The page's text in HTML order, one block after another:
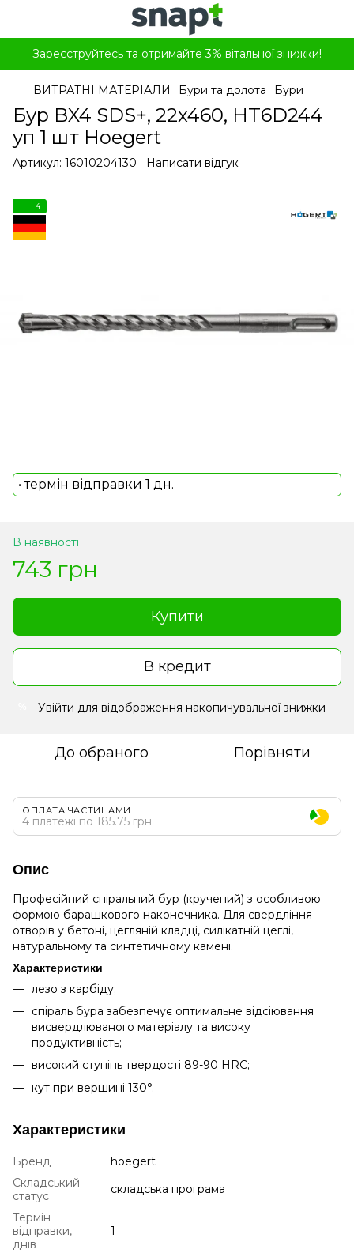
Зареєструйтесь та отримайте 3% вітальної знижки!
ВИТРАТНІ МАТЕРІАЛИ Бури та долота Бури
Бур BX4 SDS+, 22x460, HT6D244
уп 1 шт Hoegert
Артикул: 16010204130 Написати відгук
4
• термін відправки 1 дн.
В наявності
743 грн
Купити
В кредит
Увійти для відображення накопичувальної знижки
До обраного Порівняти
ОПЛАТА ЧАСТИНАМИ
4 платежі по 185.75 грн
Опис
Професійний спіральний бур (кручений) з особливою
формою барашкового наконечника. Для свердління
отворів у бетоні, цегляній кладці, силікатній цеглі,
натуральному та синтетичному камені.
Характеристики
лезо з карбіду;
спіраль бура забезпечує оптимальне відсіювання
висвердлюваного матеріалу та високу
продуктивність;
високий ступінь твердості 89-90 HRC;
кут при вершині 130°.
Характеристики
Бренд
hoegert
Складський
статус
складська програма
Термін
відправки,
днів
1